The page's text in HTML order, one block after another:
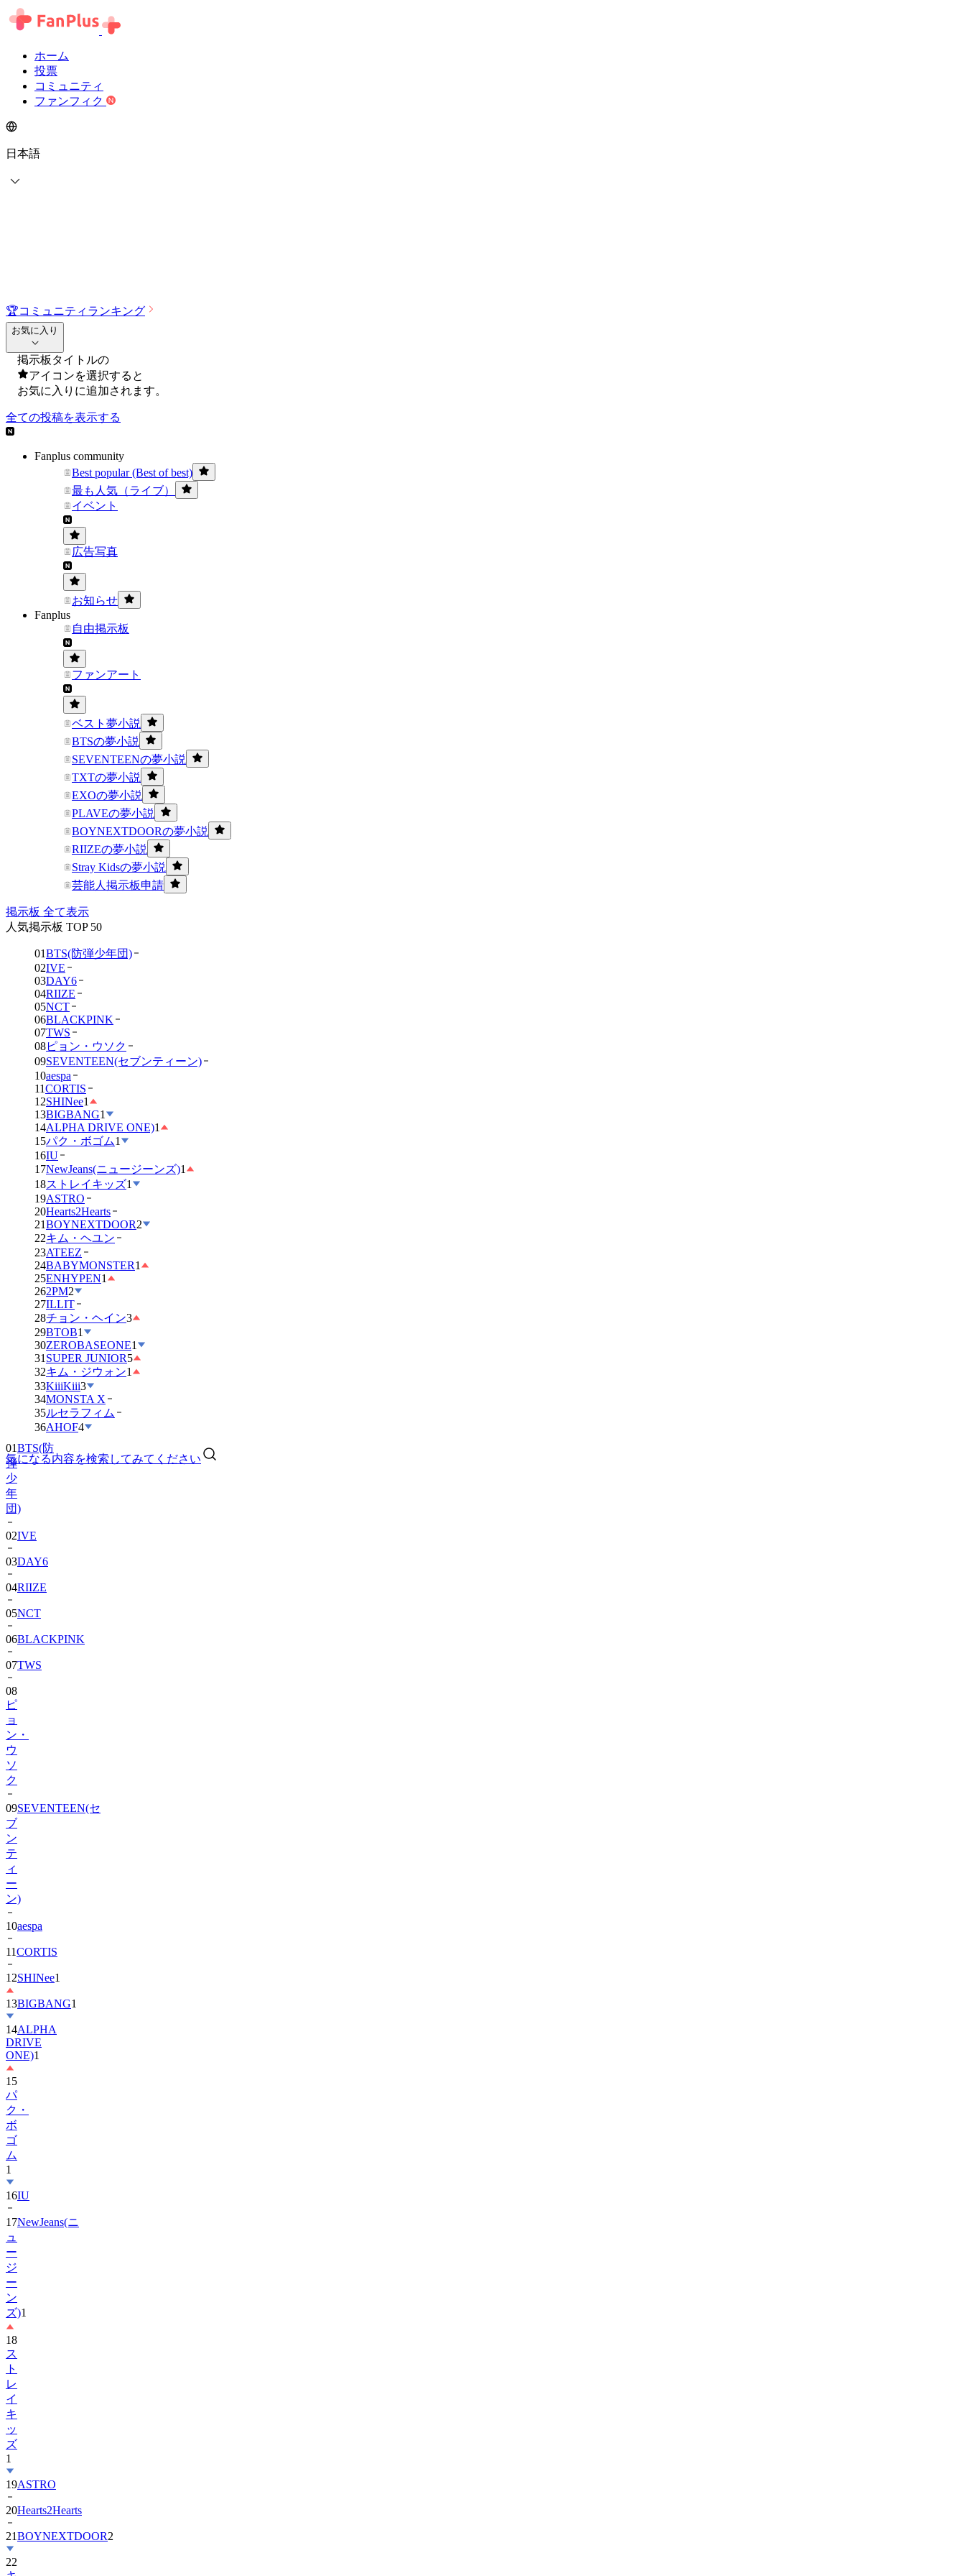
ホーム
投票
コミュニティ
ファンフィク
日本語
🏆コミュニティランキング
お気に入り
掲示板タイトルの
アイコンを選択すると
お気に入りに追加されます。
全ての投稿を表示する
Fanplus community
Best popular (Best of best)
最も人気（ライブ）
イベント
広告写真
お知らせ
Fanplus
自由掲示板
ファンアート
ベスト夢小説
BTSの夢小説
SEVENTEENの夢小説
TXTの夢小説
EXOの夢小説
PLAVEの夢小説
BOYNEXTDOORの夢小説
RIIZEの夢小説
Stray Kidsの夢小説
芸能人掲示板申請
掲示板 全て表示
人気掲示板 TOP 50
01BTS(防弾少年団)
02IVE
03DAY6
04RIIZE
05NCT
06BLACKPINK
07TWS
08ピョン・ウソク
09SEVENTEEN(セブンティーン)
10aespa
11CORTIS
12SHINee1
13BIGBANG1
14ALPHA DRIVE ONE)1
15パク・ボゴム1
16IU
17NewJeans(ニュージーンズ)1
18ストレイキッズ1
19ASTRO
20Hearts2Hearts
21BOYNEXTDOOR2
22キム・ヘユン
23ATEEZ
24BABYMONSTER1
25ENHYPEN1
262PM2
27ILLIT
28チョン・ヘイン3
29BTOB1
30ZEROBASEONE1
31 SUPER JUNIOR5
32キム・ジウォン1
33KiiiKiii3
34MONSTA X
35ルセラフィム
36AHOF4
気になる内容を検索してみてください
01BTS(防
弾
少
年
団)
02IVE
03DAY6
04RIIZE
05NCT
06BLACKPINK
07TWS
08
ピ
ョ
ン・
ウ
ソ
ク
09SEVENTEEN(セ
ブ
ン
テ
ィ
ー
ン)
10aespa
11CORTIS
12SHINee1
13BIGBANG1
14ALPHA
DRIVE
ONE)1
15
パ
ク・
ボ
ゴ
ム
1
16IU
17NewJeans(ニ
ュ
ー
ジ
ー
ン
ズ)1
18
ス
ト
レ
イ
キ
ッ
ズ
1
19ASTRO
20Hearts2Hearts
21BOYNEXTDOOR2
22